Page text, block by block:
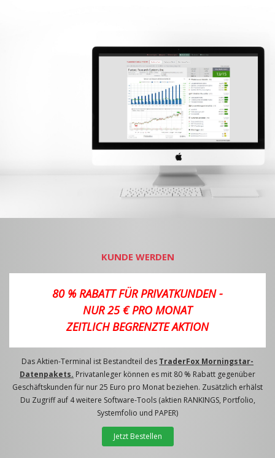
KUNDE WERDEN
80 % RABATT FÜR PRIVATKUNDEN -
NUR 25 € PRO MONAT
ZEITLICH BEGRENZTE AKTION
Das Aktien-Terminal ist Bestandteil des TraderFox Morningstar-
Datenpakets. Privatanleger können es mit 80 % Rabatt gegenüber
Geschäftskunden für nur 25 Euro pro Monat beziehen. Zusätzlich erhälst
Du Zugriff auf 4 weitere Software-Tools (aktien RANKINGS, Portfolio,
Systemfolio und PAPER)
Jetzt Bestellen